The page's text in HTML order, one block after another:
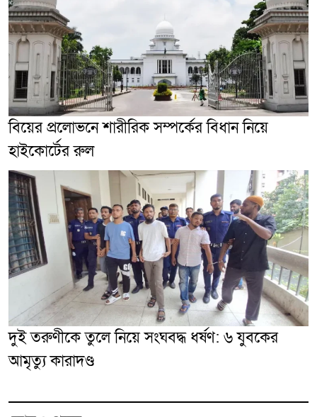
বিয়ের প্রলোভনে শারীরিক সম্পর্কের বিধান নিয়ে
হাইকোর্টের রুল
দুই তরুণীকে তুলে নিয়ে সংঘবদ্ধ ধর্ষণ: ৬ যুবকের
আমৃত্যু কারাদণ্ড